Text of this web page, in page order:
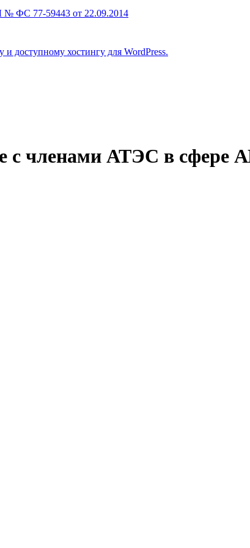
№ ФС 77-59443 от 22.09.2014
доступному хостингу для WordPress.
с членами АТЭС в сфере